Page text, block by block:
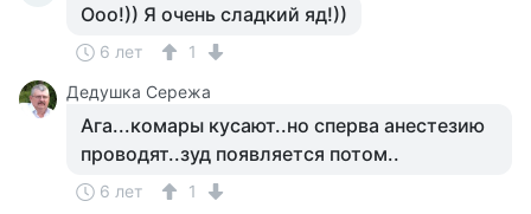
Ооо!)) Я очень сладкий яд!))
6 лет
1
Дедушка Сережа
Ага...комары кусают..но сперва анестезию
проводят..зуд появляется потом..
6 лет 1